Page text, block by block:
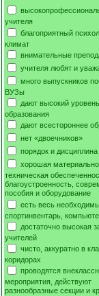
учителя
благоприятный
климат
внимательные
учителя любят и
много выпускников
ВУЗы
дают высокий уровень
образования
дают всестороннее
нет «двоечников»
порядок и дисциплина
хорошая
техническая
благоустроенность,
пособия и оборудование
есть весь
спортинвентарь,
достаточно высокая
учителей
чисто, аккуратно в
коридорах
проводятся
мероприятия, действуют
разнообразные секции и